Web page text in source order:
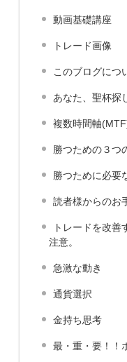
動画基礎講座
トレード画像
このブログにつ
あなた、聖杯探
複数時間軸
勝つための３つ
勝つために必要
読者様からのお
トレードを改善
注意。
急激な動き
通貨選択
金持ち思考
最・重・要！！